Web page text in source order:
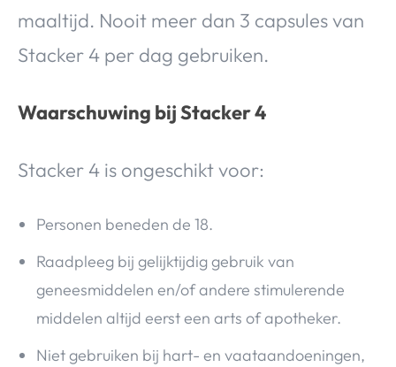
maaltijd. Nooit meer dan 3 capsules van
Stacker 4 per dag gebruiken.
Waarschuwing bij Stacker 4
Stacker 4 is ongeschikt voor:
Personen beneden de 18.
Raadpleeg bij gelijktijdig gebruik van
geneesmiddelen en/of andere stimulerende
middelen altijd eerst een arts of apotheker.
Niet gebruiken bij hart- en vaataandoeningen,